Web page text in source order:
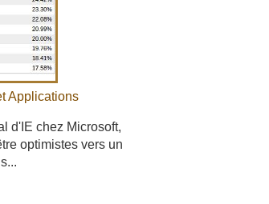
Applications
d'IE chez Microsoft,
optimistes vers un